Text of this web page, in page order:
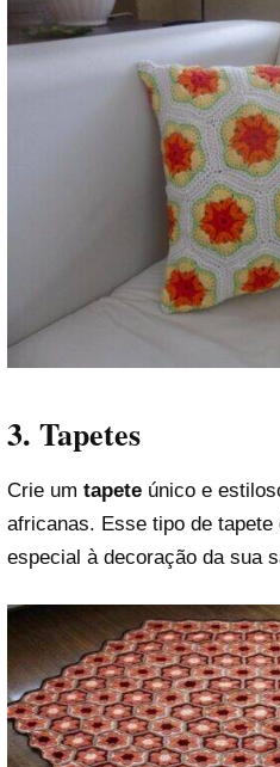
3. Tapetes
Crie um tapete único e
africanas. Esse tipo de
especial à decoração da sua